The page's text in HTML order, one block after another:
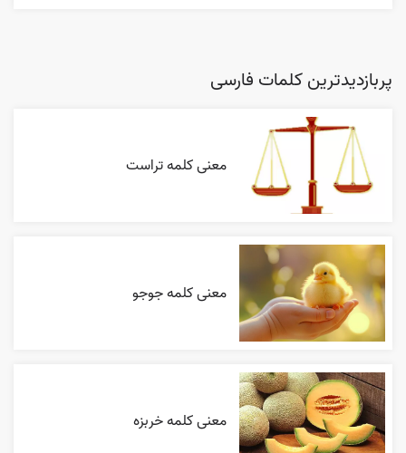
پربازدیدترین کلمات فارسی
معنی کلمه تراست
معنی کلمه جوجو
معنی کلمه خربزه